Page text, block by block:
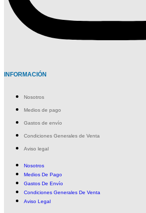
INFORMACIÓN
Nosotros
Medios de pago
Gastos de envío
Condiciones Generales de Venta
Aviso legal
Nosotros
Medios De Pago
Gastos De Envío
Condiciones Generales De Venta
Aviso Legal